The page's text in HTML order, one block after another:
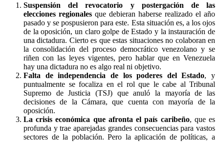
Suspensión del revocatorio y postergación de las
elecciones regionales que debieran haberse realizado el año
pasado y se pospusieron para este. Esta situación es, a los ojos
de la oposición, un claro golpe de Estado y la instauración de
una dictadura. Cierto es que estas situaciones no colaboran en
la consolidación del proceso democrático venezolano y se
riñen con las leyes vigentes, pero hablar que en Venezuela
hay una dictadura no es algo real ni objetivo.
Falta de independencia de los poderes del Estado, y
puntualmente se focaliza en el rol que le cabe al Tribunal
Supremo de Justicia (TSJ) que anuló la mayoría de las
decisiones de la Cámara, que cuenta con mayoría de la
oposición.
La crisis económica que afronta el país caribeño, que es
profunda y trae aparejadas grandes consecuencias para vastos
sectores de la población. Pero la aplicación de políticas, a